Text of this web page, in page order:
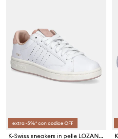
extra -5%* con codice OFF
K-Swiss sneakers in pelle LOZAN KLUB LTH